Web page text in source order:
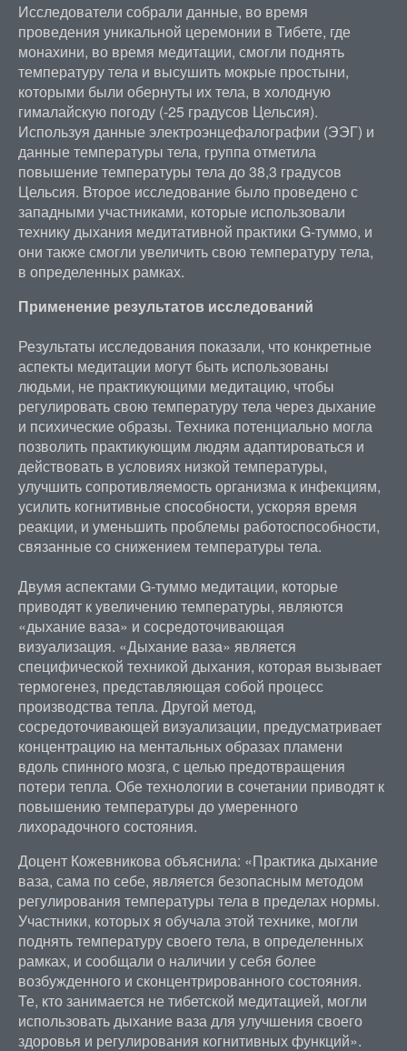
Исследователи собрали данные, во время
проведения уникальной церемонии в Тибете, где
монахини, во время медитации, смогли поднять
температуру тела и высушить мокрые простыни,
которыми были обернуты их тела, в холодную
гималайскую погоду (-25 градусов Цельсия).
Используя данные электроэнцефалографии (ЭЭГ) и
данные температуры тела, группа отметила
повышение температуры тела до 38,3 градусов
Цельсия. Второе исследование было проведено с
западными участниками, которые использовали
технику дыхания медитативной практики G-туммо, и
они также смогли увеличить свою температуру тела,
в определенных рамках.
Применение результатов исследований
Результаты исследования показали, что конкретные
аспекты медитации могут быть использованы
людьми, не практикующими медитацию, чтобы
регулировать свою температуру тела через дыхание
и психические образы. Техника потенциально могла
позволить практикующим людям адаптироваться и
действовать в условиях низкой температуры,
улучшить сопротивляемость организма к инфекциям,
усилить когнитивные способности, ускоряя время
реакции, и уменьшить проблемы работоспособности,
связанные со снижением температуры тела.
Двумя аспектами G-туммо медитации, которые
приводят к увеличению температуры, являются
«дыхание ваза» и сосредоточивающая
визуализация. «Дыхание ваза» является
специфической техникой дыхания, которая вызывает
термогенез, представляющая собой процесс
производства тепла. Другой метод,
сосредоточивающей визуализации, предусматривает
концентрацию на ментальных образах пламени
вдоль спинного мозга, с целью предотвращения
потери тепла. Обе технологии в сочетании приводят к
повышению температуры до умеренного
лихорадочного состояния.
Доцент Кожевникова объяснила: «Практика дыхание
ваза, сама по себе, является безопасным методом
регулирования температуры тела в пределах нормы.
Участники, которых я обучала этой технике, могли
поднять температуру своего тела, в определенных
рамках, и сообщали о наличии у себя более
возбужденного и сконцентрированного состояния.
Те, кто занимается не тибетской медитацией, могли
использовать дыхание ваза для улучшения своего
здоровья и регулирования когнитивных функций».